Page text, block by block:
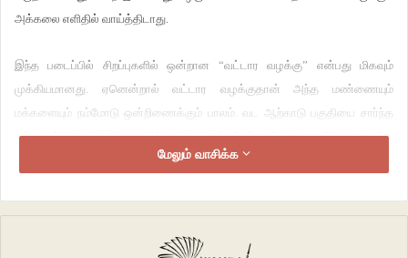
அக்கலை எளிதில் வாய்த்திடாது.
இந்த படைப்பில் சிறப்புகளில் ஒன்றான “வட்டார வழக்கு” என்பது மிகவும்
முக்கியமானது. ஏனென்றால் வட்டார வழக்குதான் அந்த மண்ணையும்
மக்களையும் நம்மோடு ஒன்றிணைக்கும் பாலம். வட ஆற்காடு பகுதியை சார்ந்த
மக்களின் மொழி இந்நாவலில் பதிவு செய்யப்பட்டிருக்கிறது. வட்டார வழக்கு
படைப்புகளை வாசிப்பதன் மூலமாக நமக்குள் மறைமுகமாக அந்த ஊரின் மேலோ
இது ஒரு பெண்ணின் கதை. இதுபோன்ற பெண்களை காண்பது அரிது. அந்த
மேலும் வாசிக்க